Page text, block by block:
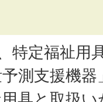
特定福祉用
測支援機